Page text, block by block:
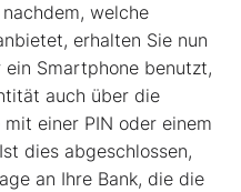
welche
erhalten Sie nun
ein Smartphone benutzt,
auch über die
einer PIN oder einem
dies abgeschlossen,
an Ihre Bank, die die